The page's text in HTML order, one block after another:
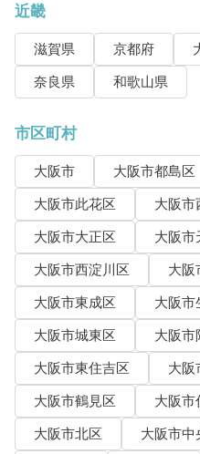
近畿
滋賀県 京都府
奈良県
和歌山県
市区町村
大阪市 大阪市都島区
大阪市此花区
大阪市
大阪市大正区
大阪市
大阪市西淀川区
大阪
大阪市東成区
大阪市
大阪市城東区
大阪市
大阪市東住吉区
大阪
大阪市鶴見区
大阪市
大阪市北区
大阪市中